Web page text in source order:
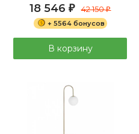
18 546 ₽ 42 150₽
+ 5564 бонусов
В корзину